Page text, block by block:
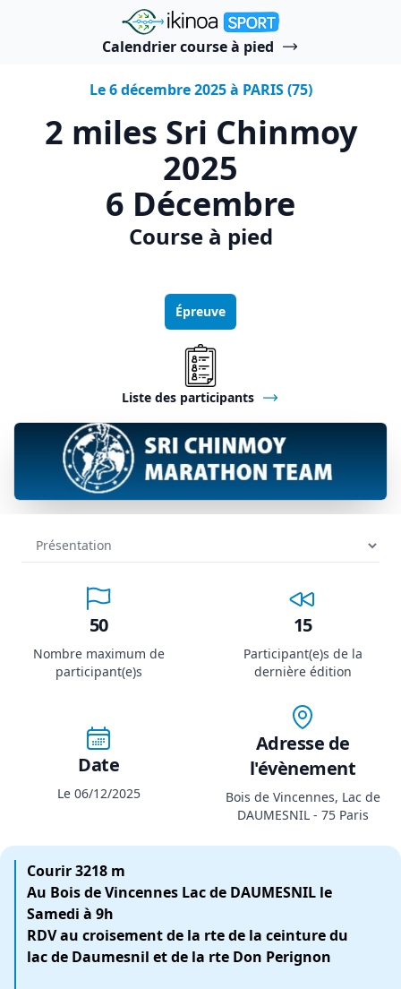
"Ikinoa Sport"
Calendrier course à pied
Le 6 décembre 2025 à PARIS (75)
2 miles Sri Chinmoy
2025
6 Décembre
Course à pied
Épreuve
Liste des participants
50
Nombre maximum de
participant(e)s
15
Participant(e)s de la
dernière édition
Date
Le 06/12/2025
Adresse de
l'évènement
Bois de Vincennes, Lac de
DAUMESNIL - 75 Paris
Courir 3218 m
Au Bois de Vincennes Lac de DAUMESNIL le
Samedi à 9h
RDV au croisement de la rte de la ceinture du
lac de Daumesnil et de la rte Don Perignon